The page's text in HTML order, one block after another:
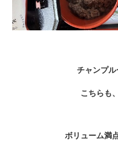
チャンプ
こちらも
ボリューム満